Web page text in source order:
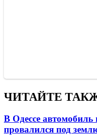
ЧИТАЙТЕ
В Одессе
провалился под